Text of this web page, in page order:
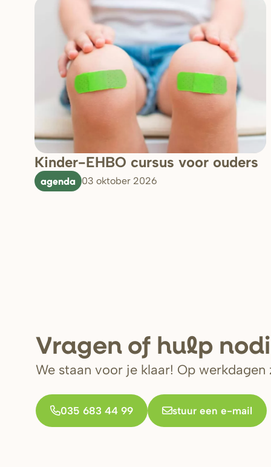
Kinder-EHBO cursus voor ouders
agenda 03 oktober 2026
Vragen of hulp
We staan voor je klaar! Op
035 683 44 99 stuur een e-mail